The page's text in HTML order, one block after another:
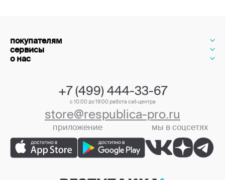
покупателям
сервисы
о нас
+7 (499) 444-33-67
с 10:00 до 19:00 работа call-центра
store@respublica-pro.ru
приложение мы в соцсетях